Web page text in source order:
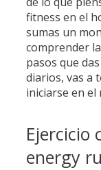
fitness en el
sumas un
comprender
pasos que
diarios, vas a
iniciarse en el
Ejercicio
energy